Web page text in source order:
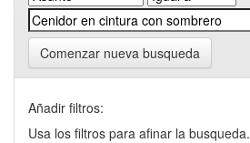
Comenzar nueva busqueda
Añadir filtros:
Usa los filtros para afinar la busqueda.